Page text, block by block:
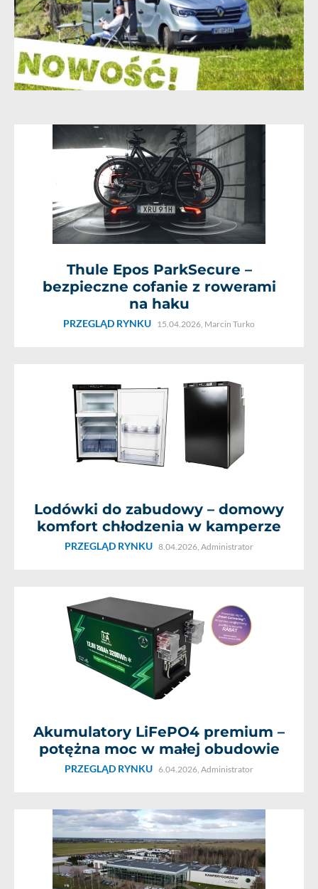
Thule Epos ParkSecure –
bezpieczne cofanie z rowerami
na haku
PRZEGLĄD RYNKU 15.04.2026, Marcin Turko
Lodówki do zabudowy – domowy
komfort chłodzenia w kamperze
PRZEGLĄD RYNKU 8.04.2026, Administrator
Akumulatory LiFePO4 premium –
potężna moc w małej obudowie
PRZEGLĄD RYNKU 6.04.2026, Administrator